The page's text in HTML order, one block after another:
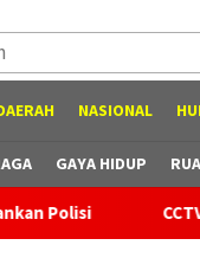
NASIONAL
GAYA HIDUP
CCTV Rekam Aksi